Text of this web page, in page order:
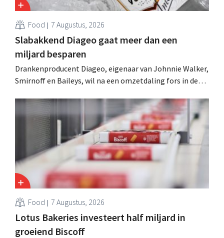
Food 7 Augustus, 2026
Slabakkend Diageo gaat meer dan een
miljard besparen
Drankenproducent Diageo, eigenaar van Johnnie Walker,
Smirnoff en Baileys, wil na een omzetdaling fors in de
andere Guiness en voorgemixte cocktails.
Food 7 Augustus, 2026
Lotus Bakeries investeert half miljard in
groeiend Biscoff